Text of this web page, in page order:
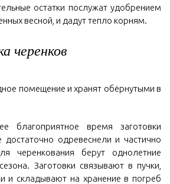
остатки послужат удобрением
весной, и дадут тепло корням.
черенков
помещение и хранят обёрнутыми в
благоприятное время заготовки
достаточно одревеснели и частично
черенкования берут однолетние
Заготовки связывают в пучки,
и складывают на хранение в погреб